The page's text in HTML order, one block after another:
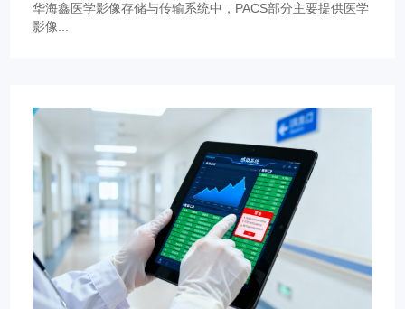
华海鑫医学影像存储与传输系统中，PACS部分主要提供医学
影像...